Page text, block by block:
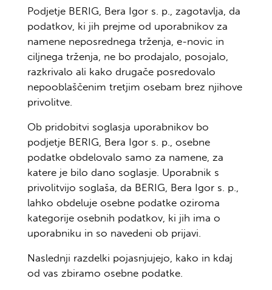
Podjetje BERIG, Bera Igor s. p., zagotavlja, da
podatkov, ki jih prejme od uporabnikov za
namene neposrednega trženja, e-novic in
ciljnega trženja, ne bo prodajalo, posojalo,
razkrivalo ali kako drugače posredovalo
nepooblaščenim tretjim osebam brez njihove
privolitve.
Ob pridobitvi soglasja uporabnikov bo
podjetje BERIG, Bera Igor s. p., osebne
podatke obdelovalo samo za namene, za
katere je bilo dano soglasje. Uporabnik s
privolitvijo soglaša, da BERIG, Bera Igor s. p.,
lahko obdeluje osebne podatke oziroma
kategorije osebnih podatkov, ki jih ima o
uporabniku in so navedeni ob prijavi.
Naslednji razdelki pojasnjujejo, kako in kdaj
od vas zbiramo osebne podatke.